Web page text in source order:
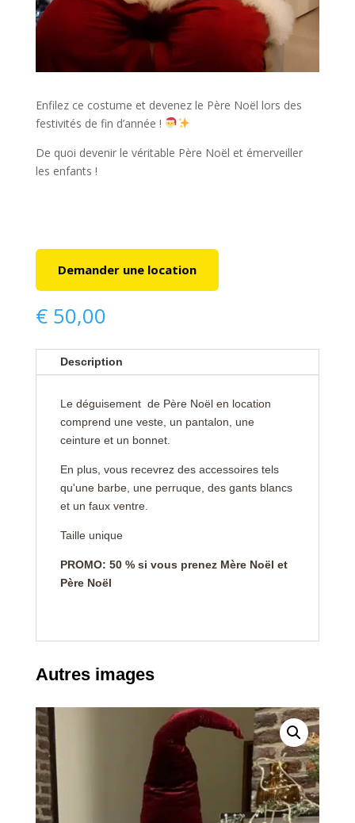
Enfilez ce costume et devenez le Père Noël lors des
festivités de fin d’année !
De quoi devenir le véritable Père Noël et émerveiller
les enfants !
Demander une location
€50,00
Description
Le déguisement de Père Noël en location
comprend une veste, un pantalon, une
ceinture et un bonnet.
En plus, vous recevrez des accessoires tels
qu'une barbe, une perruque, des gants blancs
et un faux ventre.
Taille unique
PROMO: 50 % si vous prenez Mère Noël et
Père Noël
Autres images